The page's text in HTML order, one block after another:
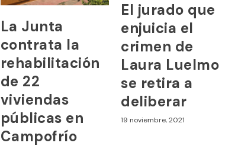
La Junta
contrata la
rehabilitación
de 22
viviendas
públicas en
Campofrío
El jurado que
enjuicia el
crimen de
Laura Luelmo
se retira a
deliberar
19 noviembre, 2021